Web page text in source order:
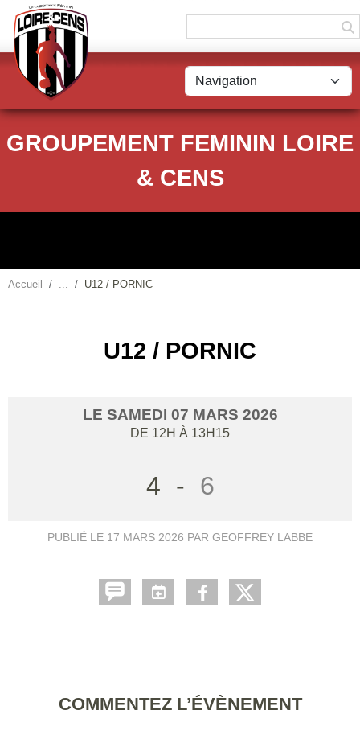
GROUPEMENT FEMININ LOIRE
& CENS
Accueil U12 / PORNIC
U12 / PORNIC
LE SAMEDI 07 MARS 2026
DE 12H À 13H15
4 - 6
PUBLIÉ LE 17 MARS 2026 PAR GEOFFREY LABBE
COMMENTEZ L’ÉVÈNEMENT
Panneau de gestion des cookies